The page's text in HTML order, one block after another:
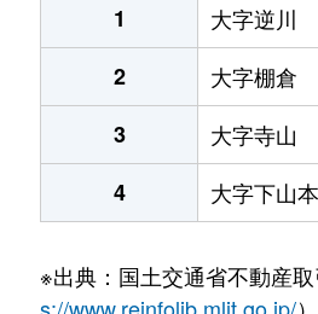
1
大字逆川
2
大字棚倉
3
大字寺山
4
大字下山本
※出典：国土交通省不動産